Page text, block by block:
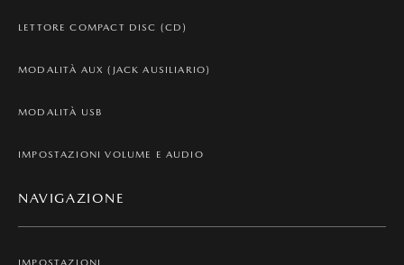
LETTORE COMPACT DISC (CD)
MODALITÀ AUX (JACK AUSILIARIO)
MODALITÀ USB
IMPOSTAZIONI VOLUME E AUDIO
NAVIGAZIONE